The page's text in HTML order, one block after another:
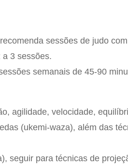
sessões de judo
3 sessões.
semanais de 45-90
agilidade, velocidade,
(ukemi-waza), além das
seguir para técnicas de